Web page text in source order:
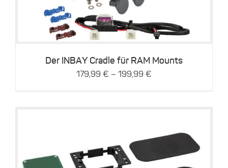
mehrere
Varianten
auf.
können
auf
der
Der INBAY Cradle für RAM Mounts
179,99 € – 199,99 €